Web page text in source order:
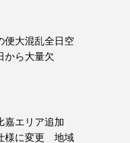
便大混乱全日空
から大量欠
嘉エリア追加
様に変更 地域